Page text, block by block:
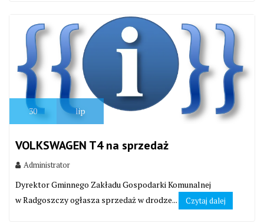
30 lip
VOLKSWAGEN T4 na sprzedaż
Administrator
Dyrektor Gminnego Zakładu Gospodarki Komunalnej
w Radgoszczy ogłasza sprzedaż w drodze...
Czytaj dalej